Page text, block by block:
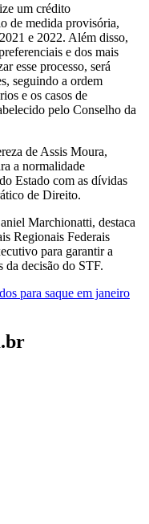
um crédito
de medida provisória,
e 2022. Além disso,
e dos mais
esse processo, será
seguindo a ordem
e os casos de
pelo Conselho da
de Assis Moura,
a normalidade
Estado com as dívidas
de Direito.
Marchionatti, destaca
Regionais Federais
para garantir a
da decisão do STF.
para saque em janeiro